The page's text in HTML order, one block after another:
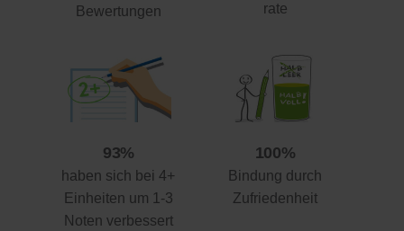
Bewertungen
rate
93%
haben sich bei 4+
Einheiten um 1-3
Noten verbessert
100%
Bindung durch
Zufriedenheit